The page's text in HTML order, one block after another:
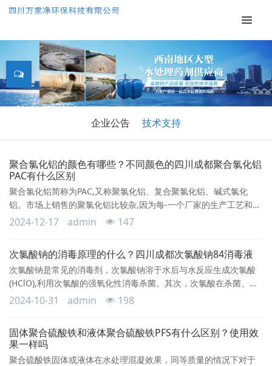
企业公告 技术支持
聚合氯化铝的颜色有哪些？不同颜色的四川成都聚合氯化铝
PAC有什么区别
聚合氯化铝简称为PAC,又称聚氯化铝、复合聚氯化铝、碱式氯化
铝。市场上销售的聚氯化铝比较杂,因为每-一个厂家的生产工艺和原
材料不同，生产出来的颜色也有些差别，一般有白色、黄色、黄褐
到黄色淡黄色的固体粉状。这些类型的聚合氯化铝水溶性比较好，
在溶解的过程中伴随电化学、凝聚、吸附和沉淀
2024-12-17 admin 147
次氯酸钠的消毒原理的什么？四川成都次氯酸钠84消毒液
次氯酸钠是常见的消毒剂，次氯酸钠溶于水后与水反应生成次氯酸
(HClO),利用次氯酸的强氧化性消毒杀菌。其次，次氯酸在杀菌、杀
病毒过程中，不仅可作用于细胞壁、病毒外壳，而且因次氯酸分子
细胞死亡，从而杀死病原微生物。同时，次氯酸产生出的氯离子还
能显著改变细菌和病毒体的渗透压，使其细胞丧失
2024-10-31 admin 198
固体聚合硫酸铁和液体聚合硫酸铁PFS有什么区别？使用效
果一样吗
聚合硫酸铁固体或液体在水处理混凝效果，同等质量的情况下对于